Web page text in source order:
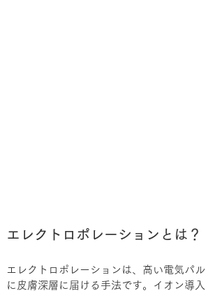
エレクトロポレーションとは？
エレクトロポレーションは、高い電気パ
に皮膚深層に届ける手法です。イオン導入